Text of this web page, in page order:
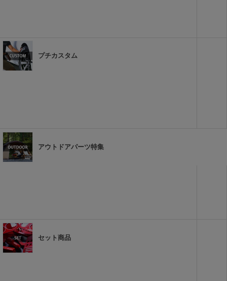
プチカスタム
アウトドアパーツ特集
セット商品